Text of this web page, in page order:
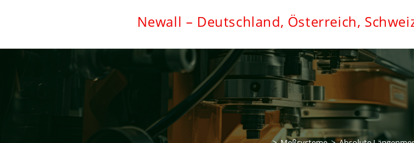
Newall – Deutschland, Österreich,